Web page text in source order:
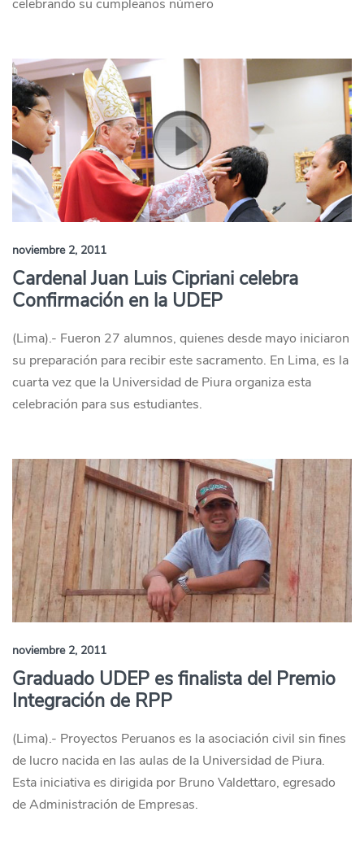
celebrando su cumpleaños número
noviembre 2, 2011
Cardenal Juan Luis Cipriani celebra
Confirmación en la UDEP
(Lima).- Fueron 27 alumnos, quienes desde mayo iniciaron
su preparación para recibir este sacramento. En Lima, es la
cuarta vez que la Universidad de Piura organiza esta
celebración para sus estudiantes.
noviembre 2, 2011
Graduado UDEP es finalista del Premio
Integración de RPP
(Lima).- Proyectos Peruanos es la asociación civil sin fines
de lucro nacida en las aulas de la Universidad de Piura.
Esta iniciativa es dirigida por Bruno Valdettaro, egresado
de Administración de Empresas.